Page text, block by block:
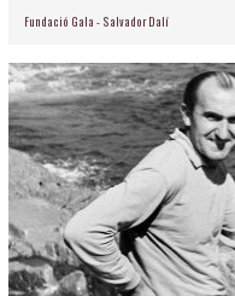
Fundació Gala - Salvador Dalí